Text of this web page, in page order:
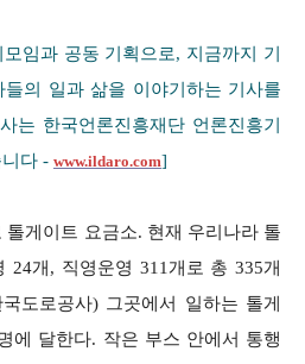
임과 공동 기획으로, 지금까지 기
의 일과 삶을 이야기하는 기사를
는 한국언론진흥재단 언론진흥기
다 - www.ildaro.com]
게이트 요금소. 현재 우리나라 톨
24개, 직영운영 311개로 총 335개
도로공사) 그곳에서 일하는 톨게
에 달한다. 작은 부스 안에서 통행